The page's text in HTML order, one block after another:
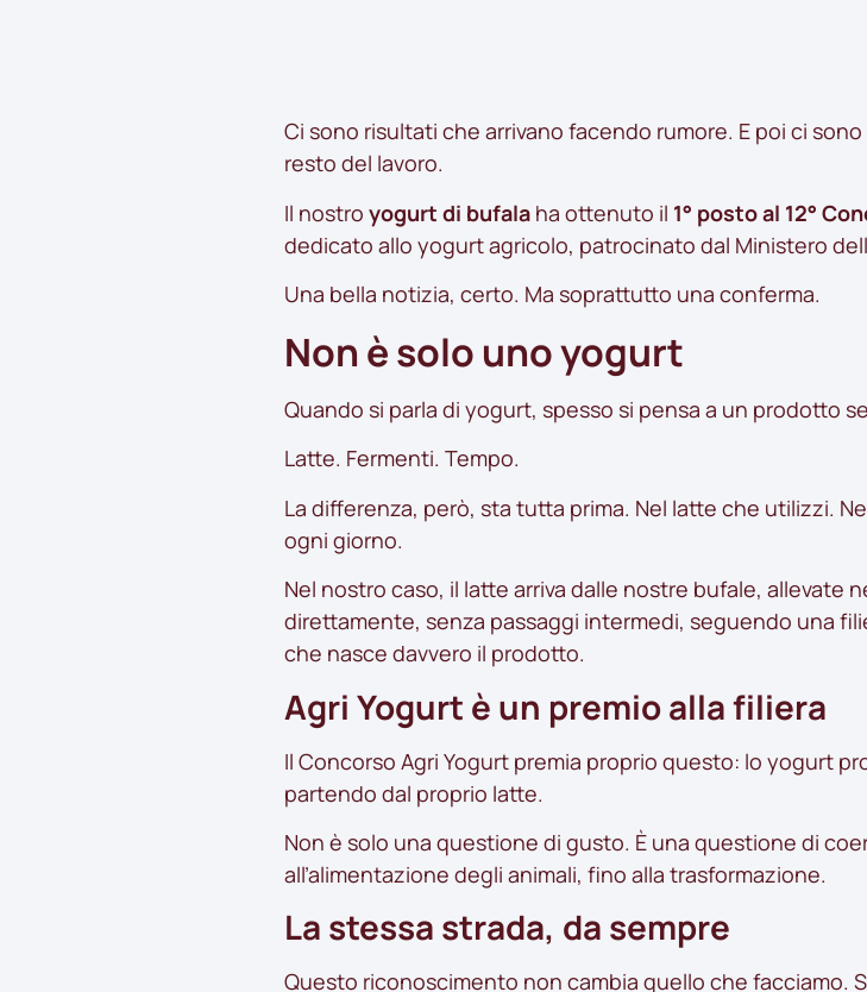
Ci sono risultati che arrivano facendo rumore. E poi ci
resto del lavoro.
Il nostroyogurt di bufala ha ottenuto il 1° posto al 12°
dedicato allo yogurt agricolo, patrocinato dal Ministero
Una bella notizia, certo. Ma soprattutto una conferma.
Non è solo uno yogurt
Quando si parla di yogurt, spesso si pensa a un prodotto
Latte. Fermenti. Tempo.
La differenza, però, sta tutta prima. Nel latte che utilizzi.
ogni giorno.
Nel nostro caso, il latte arriva dalle nostre bufale, allevate
direttamente, senza passaggi intermedi, seguendo una
che nasce davvero il prodotto.
Agri Yogurt è un premio alla filiera
Il Concorso Agri Yogurt premia proprio questo: lo yogurt
partendo dal proprio latte.
Non è solo una questione di gusto. È una questione di
all’alimentazione degli animali, fino alla trasformazione.
La stessa strada, da sempre
Questo riconoscimento non cambia quello che facciamo.